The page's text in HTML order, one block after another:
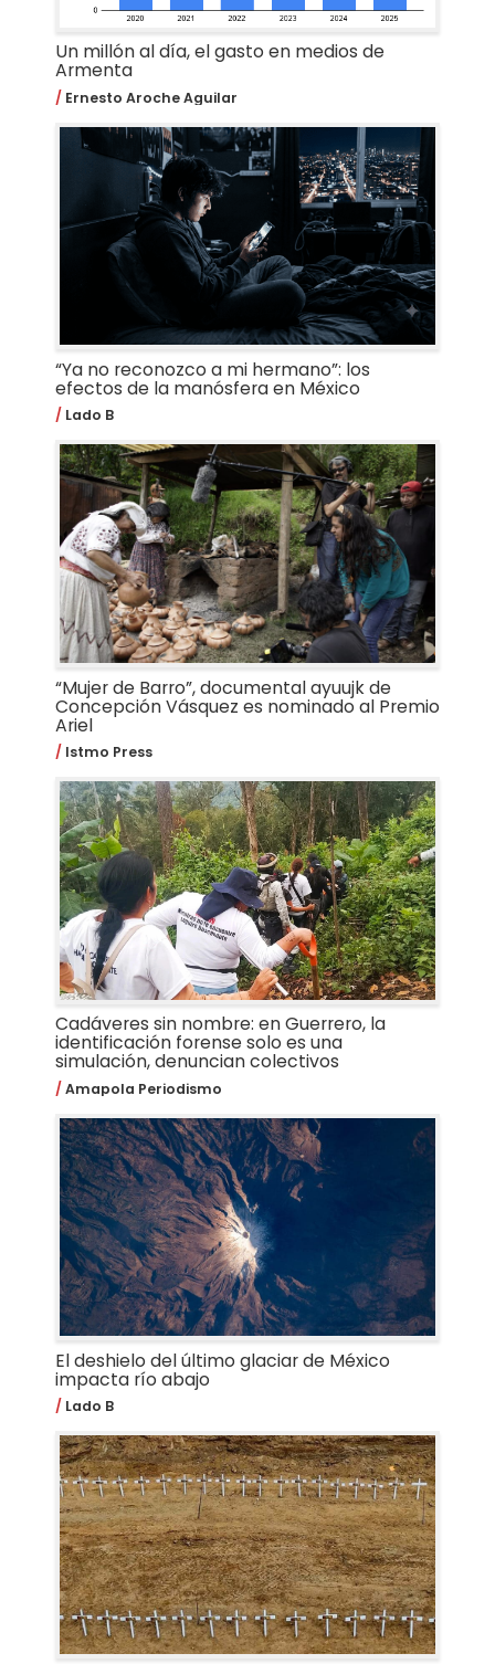
Un millón al día, el gasto en medios de
Armenta
Ernesto Aroche Aguilar
“Ya no reconozco a mi hermano”: los
efectos de la manósfera en México
Lado B
“Mujer de Barro”, documental ayuujk de
Concepción Vásquez es nominado al Premio
Ariel
Istmo Press
Cadáveres sin nombre: en Guerrero, la
identificación forense solo es una
simulación, denuncian colectivos
Amapola Periodismo
El deshielo del último glaciar de México
impacta río abajo
Lado B